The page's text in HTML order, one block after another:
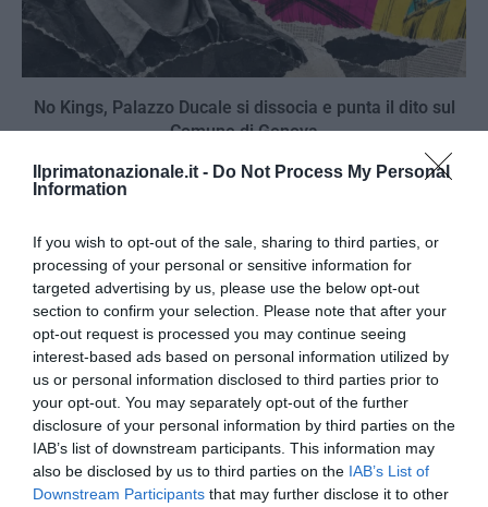
Ilprimatonazionale.it - Do Not Process My Personal
Information
If you wish to opt-out of the sale, sharing to third parties, or
processing of your personal or sensitive information for
targeted advertising by us, please use the below opt-out
section to confirm your selection. Please note that after your
opt-out request is processed you may continue seeing
interest-based ads based on personal information utilized by
us or personal information disclosed to third parties prior to
your opt-out. You may separately opt-out of the further
disclosure of your personal information by third parties on the
IAB’s list of downstream participants. This information may
also be disclosed by us to third parties on the IAB’s List of
Downstream Participants that may further disclose it to other
No Kings, Palazzo Ducale si dissocia e punta il dito sul
Comune di Genova